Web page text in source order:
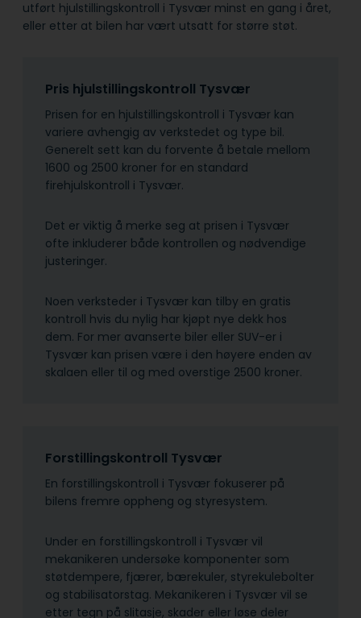
utført hjulstillingskontroll i Tysvær minst en gang i året,
eller etter at bilen har vært utsatt for større støt.
Pris hjulstillingskontroll Tysvær
Prisen for en hjulstillingskontroll i Tysvær kan
variere avhengig av verkstedet og type bil.
Generelt sett kan du forvente å betale mellom
1600 og 2500 kroner for en standard
firehjulskontroll i Tysvær.
Det er viktig å merke seg at prisen i Tysvær
ofte inkluderer både kontrollen og nødvendige
justeringer.
Noen verksteder i Tysvær kan tilby en gratis
kontroll hvis du nylig har kjøpt nye dekk hos
dem. For mer avanserte biler eller SUV-er i
Tysvær kan prisen være i den høyere enden av
skalaen eller til og med overstige 2500 kroner.
Forstillingskontroll Tysvær
En forstillingskontroll i Tysvær fokuserer på
bilens fremre oppheng og styresystem.
Under en forstillingskontroll i Tysvær vil
mekanikeren undersøke komponenter som
støtdempere, fjærer, bærekuler, styrekulebolter
og stabilisatorstag. Mekanikeren i Tysvær vil se
etter tegn på slitasje, skader eller løse deler